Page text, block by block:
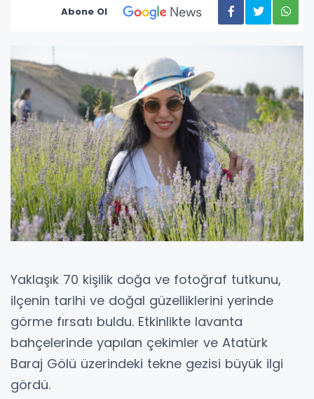
Abone Ol
Yaklaşık 70 kişilik doğa ve fotoğraf tutkunu,
ilçenin tarihi ve doğal güzelliklerini yerinde
görme fırsatı buldu. Etkinlikte lavanta
bahçelerinde yapılan çekimler ve Atatürk
Baraj Gölü üzerindeki tekne gezisi büyük ilgi
gördü.